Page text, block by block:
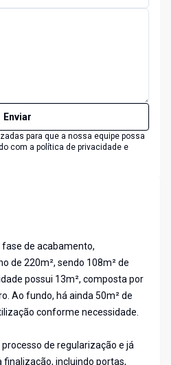
Enviar
para que a nossa equipe possa
com a política de privacidade e
de acabamento,
de 220m², sendo 108m² de
possui 13m², composta por
Ao fundo, há ainda 50m² de
conforme necessidade.
de regularização e já
incluindo portas,